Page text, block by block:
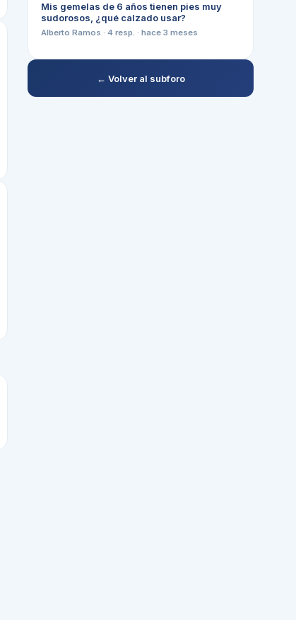
Mis gemelas de 6 años tienen pies muy
sudorosos, ¿qué calzado usar?
Alberto Ramos · 4 resp. · hace 3 meses
← Volver al subforo